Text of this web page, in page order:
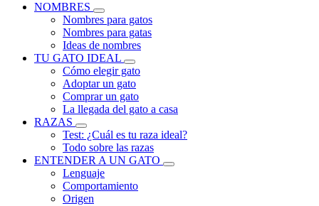
NOMBRES
Nombres para gatos
Nombres para gatas
Ideas de nombres
TU GATO IDEAL
Cómo elegir gato
Adoptar un gato
Comprar un gato
La llegada del gato a casa
RAZAS
Test: ¿Cuál es tu raza ideal?
Todo sobre las razas
ENTENDER A UN GATO
Lenguaje
Comportamiento
Origen